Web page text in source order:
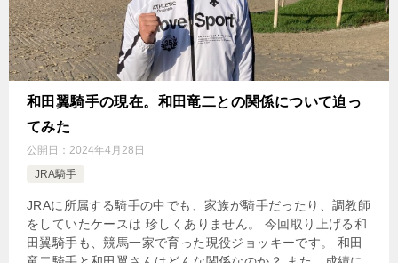
和田翼騎手の現在。和田竜二との関係について迫っ
てみた
公開日： 2024年4月28日
JRA騎手
JRAに所属する騎手の中でも、家族が騎手だったり、調教師
をしていたケースは 珍しくありません。 今回取り上げる和
田翼騎手も、競馬一家で育った現役ジョッキーです。 和田